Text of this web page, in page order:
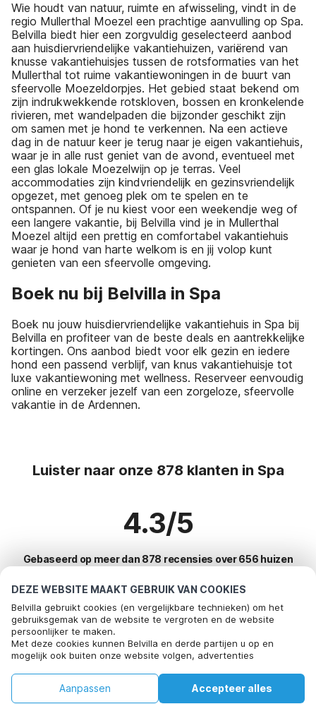
DEZE WEBSITE MAAKT GEBRUIK VAN COOKIES
Belvilla gebruikt cookies (en vergelijkbare technieken) om het
gebruiksgemak van de website te vergroten en de website
persoonlijker te maken.
Met deze cookies kunnen Belvilla en derde partijen u op en
mogelijk ook buiten onze website volgen, advertenties
social media.
Door op "accepteren" te klikken gaat u hiermee akkoord. Meer
Accepteer alles
Aanpassen
Wie houdt van natuur, ruimte en afwisseling, vindt in de
regio Mullerthal Moezel een prachtige aanvulling op Spa.
Belvilla biedt hier een zorgvuldig geselecteerd aanbod
aan huisdiervriendelijke vakantiehuizen, variërend van
knusse vakantiehuisjes tussen de rotsformaties van het
Mullerthal tot ruime vakantiewoningen in de buurt van
sfeervolle Moezeldorpjes. Het gebied staat bekend om
zijn indrukwekkende rotskloven, bossen en kronkelende
rivieren, met wandelpaden die bijzonder geschikt zijn
om samen met je hond te verkennen. Na een actieve
dag in de natuur keer je terug naar je eigen vakantiehuis,
waar je in alle rust geniet van de avond, eventueel met
een glas lokale Moezelwijn op je terras. Veel
accommodaties zijn kindvriendelijk en gezinsvriendelijk
opgezet, met genoeg plek om te spelen en te
ontspannen. Of je nu kiest voor een weekendje weg of
een langere vakantie, bij Belvilla vind je in Mullerthal
Moezel altijd een prettig en comfortabel vakantiehuis
waar je hond van harte welkom is en jij volop kunt
genieten van een sfeervolle omgeving.
Boek nu bij Belvilla in Spa
Boek nu jouw huisdiervriendelijke vakantiehuis in Spa bij
Belvilla en profiteer van de beste deals en aantrekkelijke
kortingen. Ons aanbod biedt voor elk gezin en iedere
hond een passend verblijf, van knus vakantiehuisje tot
luxe vakantiewoning met wellness. Reserveer eenvoudig
online en verzeker jezelf van een zorgeloze, sfeervolle
vakantie in de Ardennen.
Luister naar onze 878 klanten in Spa
4.3/5
Gebaseerd op meer dan 878 recensies over 656 huizen
Meest populaire bestemmingen voor
vakantie
Top steden met top voorzieningen voor vakantie
Kindvriendelijke vakantiehuizen bayeux
Top steden met top voorzieningen voor vakantie